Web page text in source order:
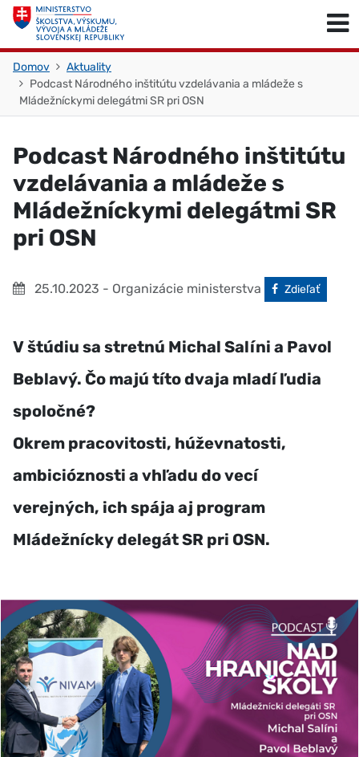
Skočiť na obsah
Domov
Aktuality
Podcast Národného inštitútu vzdelávania a mládeže s
Mládežníckymi delegátmi SR pri OSN
Podcast Národného inštitútu
vzdelávania a mládeže s
Mládežníckymi delegátmi SR
pri OSN
25.10.2023 - Organizácie ministerstva Facebook
Zdieľať
V štúdiu sa stretnú Michal Salíni a Pavol
Beblavý. Čo majú títo dvaja mladí ľudia
spoločné?
Okrem pracovitosti, húževnatosti,
ambicióznosti a vhľadu do vecí
verejných, ich spája aj program
Mládežnícky delegát SR pri OSN.
Skočiť na začiatok stránky